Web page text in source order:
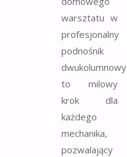
warsztatu w
profesjonalny
podnośnik
dwukolumnowy
to milowy
krok dla
każdego
mechanika,
pozwalający